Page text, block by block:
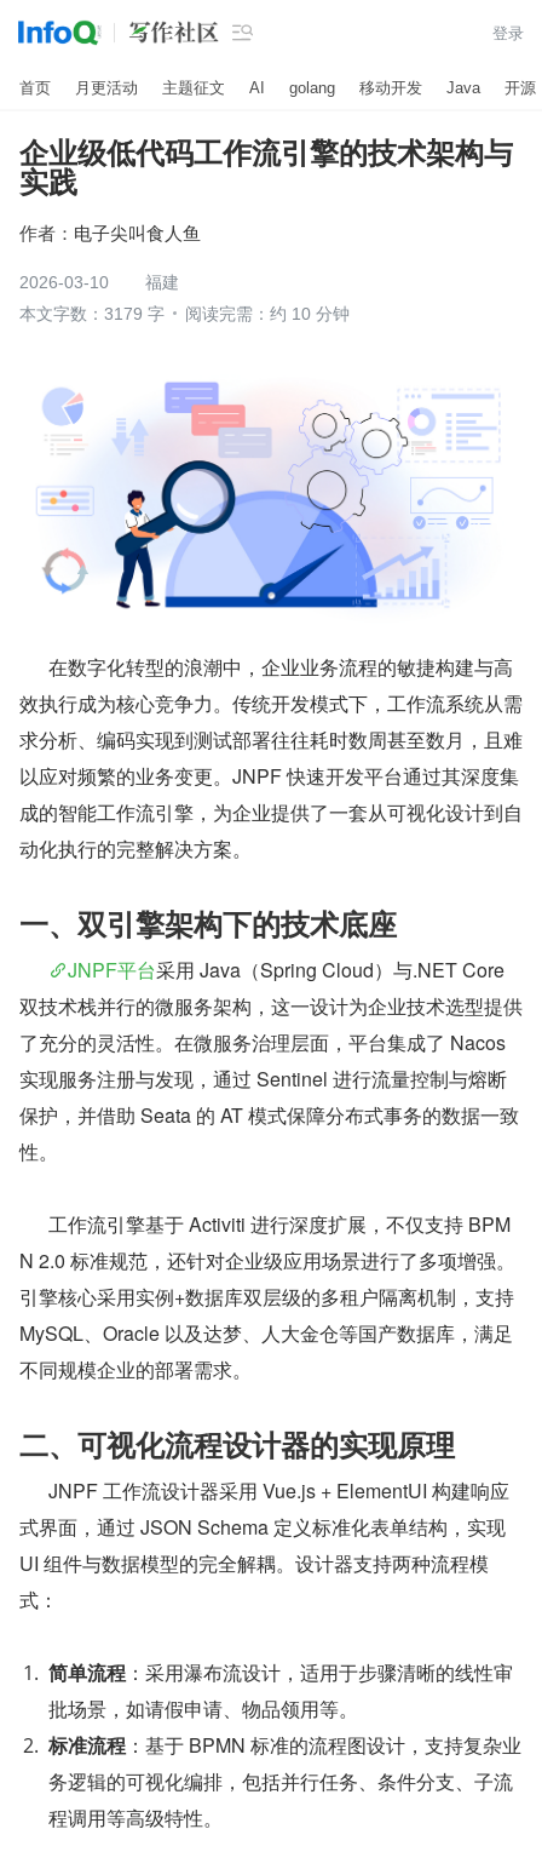
 登录
首页 月更活动 主题征文 AI golang 移动开发 Java 开源
企业级低代码工作流引擎的技术架构与
实践
作者： 电子尖叫食人鱼
2026-03-10
福建
本文字数：3179 字
阅读完需：约 10 分钟
效执行成为核心竞争力。传统开发模式下，工作流系统从需
求分析、编码实现到测试部署往往耗时数周甚至数月，且难
以应对频繁的业务变更。JNPF 快速开发平台通过其深度集
成的智能工作流引擎，为企业提供了一套从可视化设计到自
动化执行的完整解决方案。
一、双引擎架构下的技术底座
JNPF平台采用 Java（Spring Cloud）与.NET Core
双技术栈并行的微服务架构，这一设计为企业技术选型提供
了充分的灵活性。在微服务治理层面，平台集成了 Nacos
实现服务注册与发现，通过 Sentinel 进行流量控制与熔断
保护，并借助 Seata 的 AT 模式保障分布式事务的数据一致
性。
N 2.0 标准规范，还针对企业级应用场景进行了多项增强。
引擎核心采用实例+数据库双层级的多租户隔离机制，支持
MySQL、Oracle 以及达梦、人大金仓等国产数据库，满足
不同规模企业的部署需求。
二、可视化流程设计器的实现原理
式界面，通过 JSON Schema 定义标准化表单结构，实现
UI 组件与数据模型的完全解耦。设计器支持两种流程模
式：
简单流程 ：采用瀑布流设计，适用于步骤清晰的线性审
批场景，如请假申请、物品领用等。
标准流程 ：基于 BPMN 标准的流程图设计，支持复杂业
务逻辑的可视化编排，包括并行任务、条件分支、子流
程调用等高级特性。